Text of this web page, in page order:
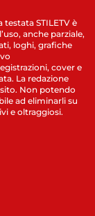
STILETV è
anche parziale,
loghi, grafiche
cover e
La redazione
Non potendo
ad eliminarli su
e oltraggiosi.